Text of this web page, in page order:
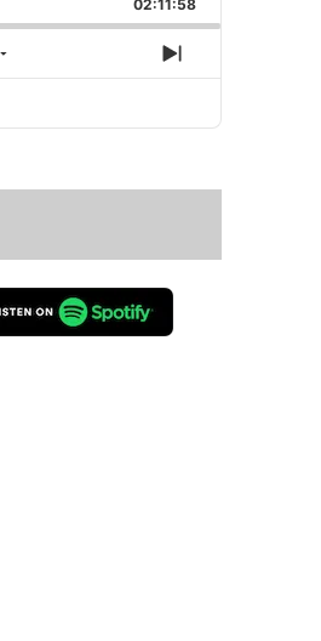
Episode
02:11:58
Next